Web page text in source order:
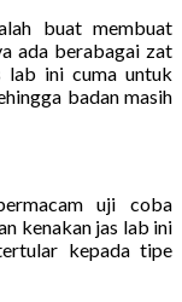
buat membuat
ada berabagai zat
lab ini cuma untuk
badan masih
uji coba
kenakan jas lab ini
kepada tipe